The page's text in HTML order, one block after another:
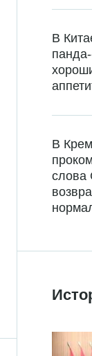
В
В
слова